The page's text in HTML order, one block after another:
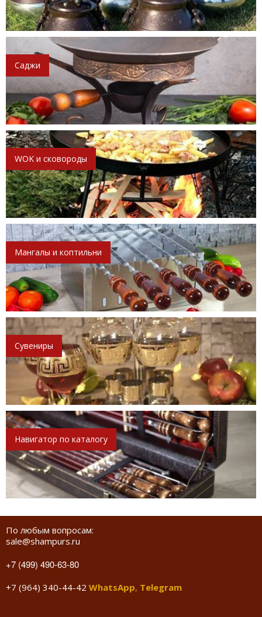
Саджи
WOK и сковороды
Мангалы и коптильни
Сувениры
Навигатор по каталогу
По любым вопросам:
sale@shampurs.ru
+7 (499) 490-63-80
+7 (964) 340-44-42 WhatsApp, Telegram